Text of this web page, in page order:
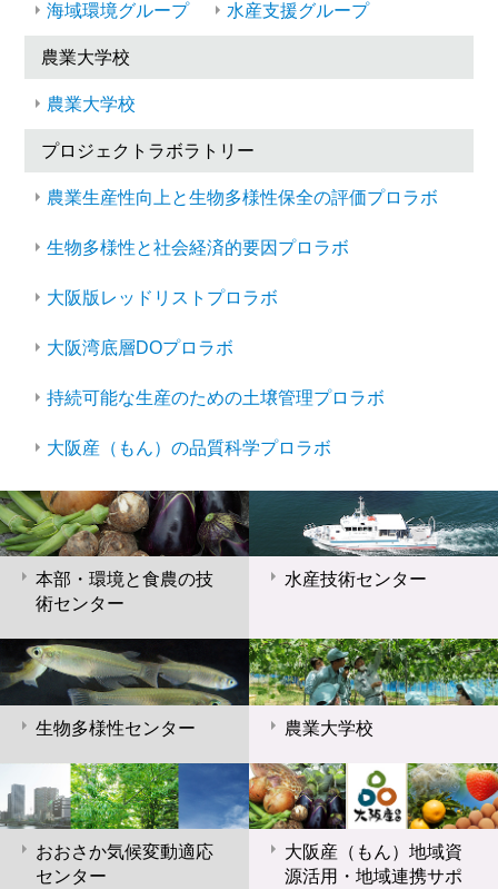
海域環境グループ 水産支援グループ
農業大学校
農業大学校
プロジェクトラボラトリー
農業生産性向上と生物多様性保全の評価プロラボ
生物多様性と社会経済的要因プロラボ
大阪版レッドリストプロラボ
大阪湾底層DOプロラボ
持続可能な生産のための土壌管理プロラボ
大阪産（もん）の品質科学プロラボ
本部・環境と食農の技
術センター
水産技術センター
生物多様性センター 農業大学校
おおさか気候変動適応
センター
大阪産（もん）地域資
源活用・地域連携サポ